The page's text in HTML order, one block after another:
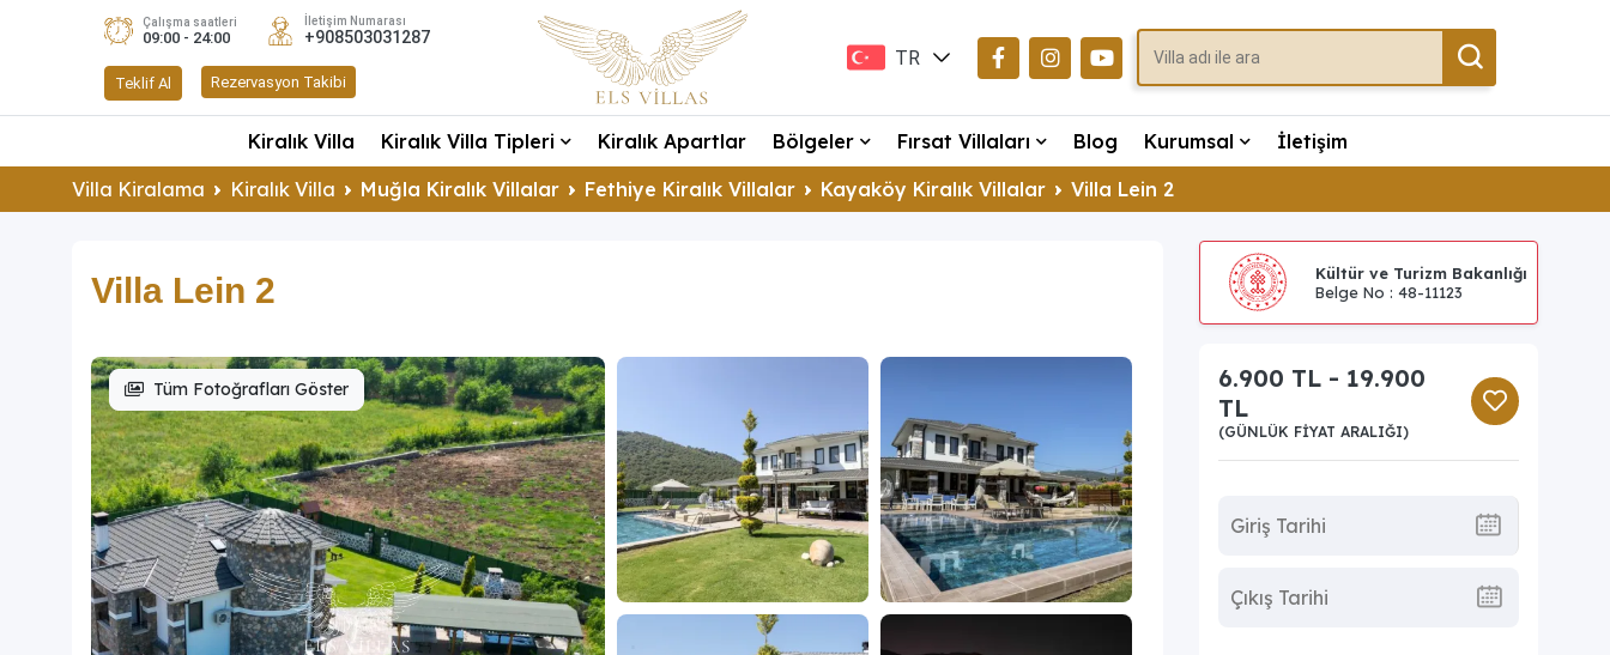
Çalışma saatleri
09:00 - 24:00
İletişim Numarası
+908503031287
Teklif Al Rezervasyon Takibi
TR
DE
Kiralık Villa Kiralık Villa Tipleri Kiralık Apartlar Bölgeler Fırsat Villaları Blog Kurumsal
İletişim
Villa Kiralama
Kiralık Villa Muğla Kiralık Villalar Fethiye Kiralık Villalar Kayaköy Kiralık Villalar Villa Lein 2
Villa Lein 2
Tüm Fotoğrafları Göster
Kültür ve Turizm Bakanlığı
Belge No : 48-11123
6.900 TL - 19.900
TL
(GÜNLÜK FIYAT ARALIĞI)